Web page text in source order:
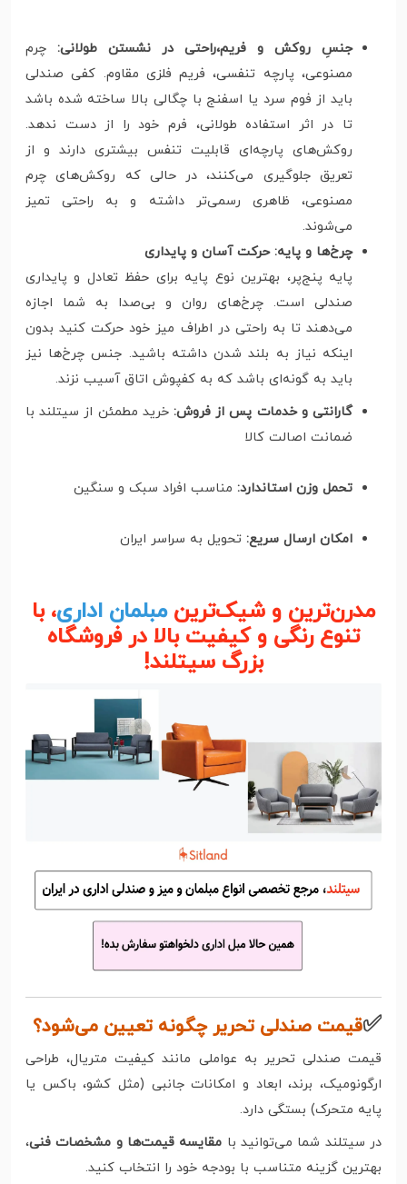
جنسِ روکش و فریم،راحتی در نشستن طولانی: چرم
مصنوعی، پارچه تنفسی، فریم فلزی مقاوم. کفی صندلی
باید از فوم سرد یا اسفنج با چگالی بالا ساخته شده باشد
تا در اثر استفاده طولانی، فرم خود را از دست ندهد.
روکش‌های پارچه‌ای قابلیت تنفس بیشتری دارند و از
تعریق جلوگیری می‌کنند، در حالی که روکش‌های چرم
مصنوعی، ظاهری رسمی‌تر داشته و به راحتی تمیز
می‌شوند.
چرخ‌ها و پایه: حرکت آسان و پایداری
پایه پنج‌پر، بهترین نوع پایه برای حفظ تعادل و پایداری
صندلی است. چرخ‌های روان و بی‌صدا به شما اجازه
می‌دهند تا به راحتی در اطراف میز خود حرکت کنید بدون
اینکه نیاز به بلند شدن داشته باشید. جنس چرخ‌ها نیز
باید به گونه‌ای باشد که به کفپوش اتاق آسیب نزند.
گارانتی و خدمات پس از فروش: خرید مطمئن از سیتلند با
ضمانت اصالت کالا
تحمل وزن استاندارد: مناسب افراد سبک و سنگین
امکان ارسال سریع: تحویل به سراسر ایران
مدرن‌ترین و شیک‌ترینمبلمان اداری، با
تنوع رنگی و کیفیت بالا در فروشگاه
بزرگ سیتلند!
✅قیمت صندلی تحریر چگونه تعیین می‌شود؟
قیمت صندلی تحریر به عواملی مانند کیفیت متریال، طراحی
ارگونومیک، برند، ابعاد و امکانات جانبی (مثل کشو، باکس یا
پایه متحرک) بستگی دارد.
در سیتلند شما می‌توانید با مقایسه قیمت‌ها و مشخصات فنی،
بهترین گزینه متناسب با بودجه خود را انتخاب کنید.